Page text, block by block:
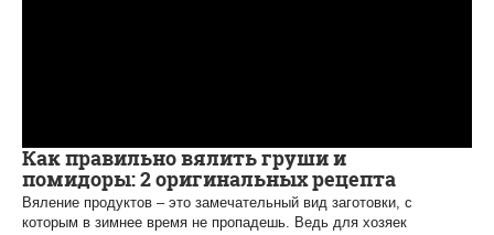
Как правильно вялить груши и
помидоры: 2 оригинальных рецепта
Вяление продуктов – это замечательный вид заготовки, с
которым в зимнее время не пропадешь. Ведь для хозяек